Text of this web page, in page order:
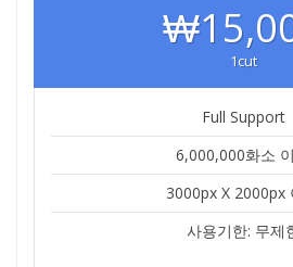
1cut
Full Support
6,000,000화소
3000px X 2000px
사용기한: 무제